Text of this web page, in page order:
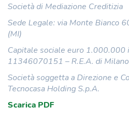
Società di Mediazione Creditizia
Sede Legale: via Monte Bianco
(MI)
Capitale sociale euro 1.000.000
11346070151 – R.E.A. di
Società soggetta a Direzione e
Tecnocasa Holding S.p.A.
Scarica PDF